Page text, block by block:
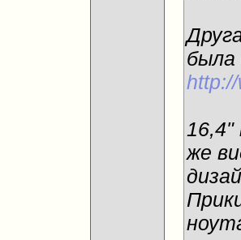
была
16,4"
же